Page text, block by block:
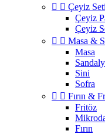
  Çeyiz Seti
Çeyiz
Çeyiz
  Masa &
Masa
Sini
Sofra
  Fırın &
Fritöz
Fırın